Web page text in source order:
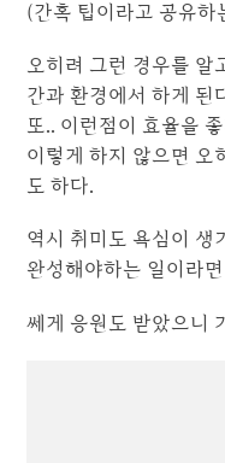
(간혹 팁이라고 공유하
오히려 그런 경우를 알
간과 환경에서 하게 된
또.. 이런점이 효율을
이렇게 하지 않으면 오
도 하다.
역시 취미도 욕심이 생
완성해야하는 일이라
쎄게 응원도 받았으니